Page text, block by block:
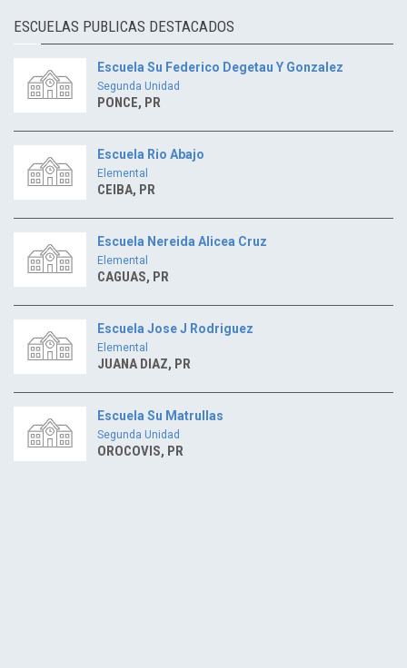
ESCUELAS PUBLICAS DESTACADOS
Escuela Su Federico Degetau Y Gonzalez
Segunda Unidad
PONCE, PR
Escuela Rio Abajo
Elemental
CEIBA, PR
Escuela Nereida Alicea Cruz
Elemental
CAGUAS, PR
Escuela Jose J Rodriguez
Elemental
JUANA DIAZ, PR
Escuela Su Matrullas
Segunda Unidad
OROCOVIS, PR